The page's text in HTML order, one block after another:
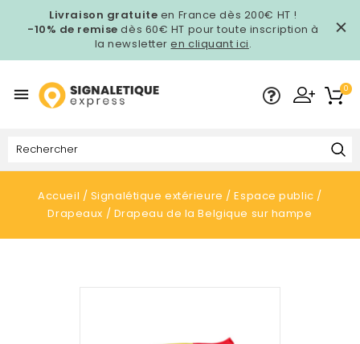
Livraison gratuite en France dès 200€ HT !
-10% de remise dès 60€ HT pour toute inscription à
la newsletteren cliquant ici.
 0
Accueil Signalétique extérieure
Espace public
Drapeaux
Drapeau de la Belgique sur hampe